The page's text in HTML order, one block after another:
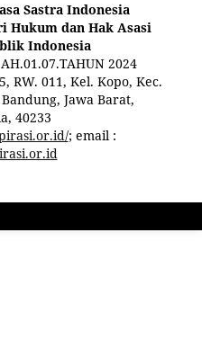
Sastra Indonesia
Hukum dan Hak Asasi
Indonesia
2024
RW. 011, Kel. Kopo, Kec.
Jawa Barat,
40233
; email :